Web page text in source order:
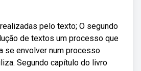
pelo texto; O segundo
de textos um processo que
se envolver num processo
Segundo capítulo do livro